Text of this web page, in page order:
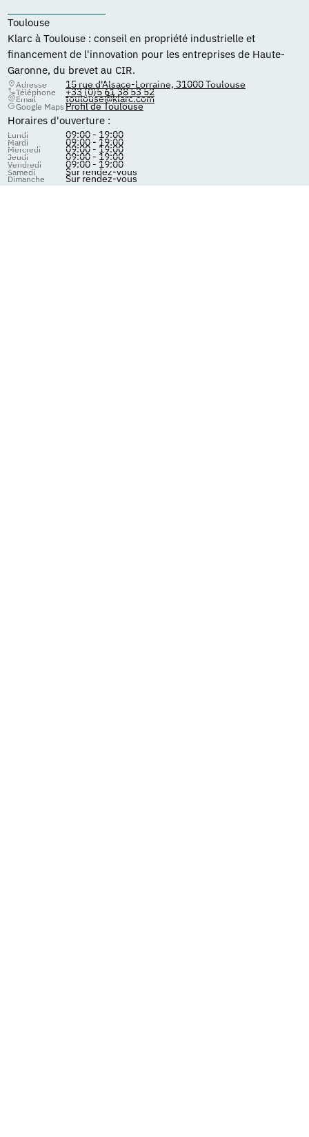
Toulouse
Klarc à Toulouse : conseil en propriété industrielle et
financement de l'innovation pour les entreprises de Haute-
Garonne, du brevet au CIR.
Adresse 15 rue d'Alsace-Lorraine, 31000 Toulouse
Téléphone +33 (0)5 61 38 53 52
Email toulouse@klarc.com
Google Maps Profil de Toulouse
Horaires d'ouverture :
Lundi 09:00 - 19:00
Mardi 09:00 - 19:00
Mercredi 09:00 - 19:00
Jeudi 09:00 - 19:00
Vendredi 09:00 - 19:00
Samedi Sur rendez-vous
Dimanche Sur rendez-vous